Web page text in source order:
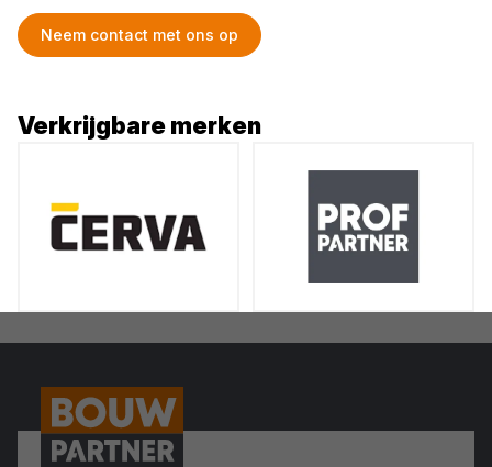
Neem contact met ons op
Verkrijgbare merken